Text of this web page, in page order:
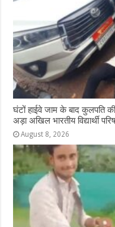
घंटों हाईवे जाम के बाद कुलपति
अड़ा अखिल भारतीय विद्यार्थी
August 8, 2026